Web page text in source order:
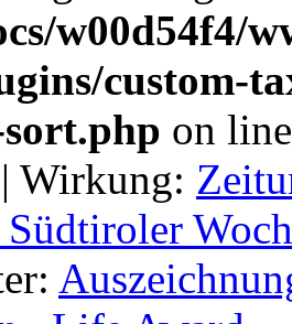
w00d54f4/
custom-
on
| Wirkung: